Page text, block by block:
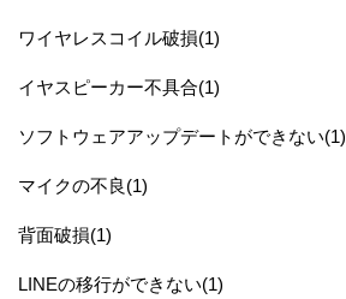
ワイヤレスコイル破損(1)
イヤスピーカー不具合(1)
ソフトウェアアップデートができない(1)
マイクの不良(1)
背面破損(1)
LINEの移行ができない(1)